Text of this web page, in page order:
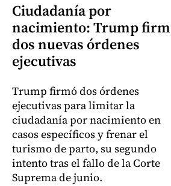
Ciudadanía por
nacimiento: Trump
dos nuevas órdenes
ejecutivas
Trump firmó dos órdenes
ejecutivas para limitar la
ciudadanía por nacimiento en
casos específicos y frenar el
turismo de parto, su segundo
intento tras el fallo de la Corte
Suprema de junio.